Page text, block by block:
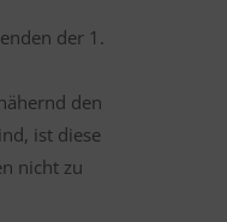
der 1.
den
ist diese
nicht zu